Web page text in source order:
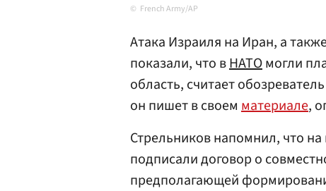
French Army/AP
Атака Израиля на Иран, а
показали, что вНАТОмогли
область, считает
он пишет в своем материале,
Стрельников напомнил, что
подписали договор о
предполагающей